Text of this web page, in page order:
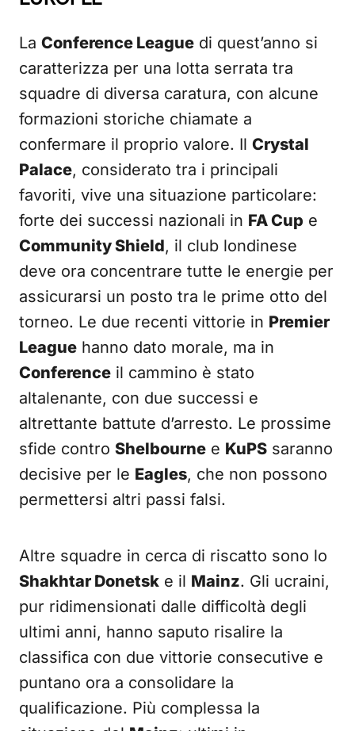
La Conference League di quest’anno si
caratterizza per una lotta serrata tra
squadre di diversa caratura, con alcune
formazioni storiche chiamate a
confermare il proprio valore. Il Crystal
Palace, considerato tra i principali
favoriti, vive una situazione particolare:
forte dei successi nazionali in FA Cup e
Community Shield, il club londinese
deve ora concentrare tutte le energie per
assicurarsi un posto tra le prime otto del
torneo. Le due recenti vittorie in Premier
League hanno dato morale, ma in
Conference il cammino è stato
altalenante, con due successi e
altrettante battute d’arresto. Le prossime
sfide contro Shelbourne e KuPS saranno
decisive per le Eagles, che non possono
permettersi altri passi falsi.
Altre squadre in cerca di riscatto sono lo
Shakhtar Donetsk e il Mainz. Gli ucraini,
pur ridimensionati dalle difficoltà degli
ultimi anni, hanno saputo risalire la
classifica con due vittorie consecutive e
puntano ora a consolidare la
qualificazione. Più complessa la